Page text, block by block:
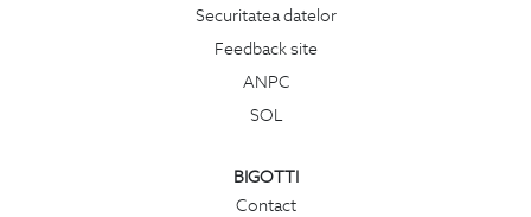
Securitatea datelor
Feedback site
ANPC
SOL
BIGOTTI
Contact